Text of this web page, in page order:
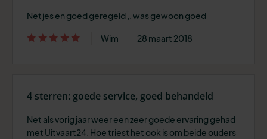
Netjes en goed geregeld ,, was gewoon goed
Wim 28 maart 2018
4 sterren: goede service, goed behandeld
Net als vorig jaar weer een zeer goede ervaring gehad
met Uitvaart24. Hoe triest het ook is om beide ouders